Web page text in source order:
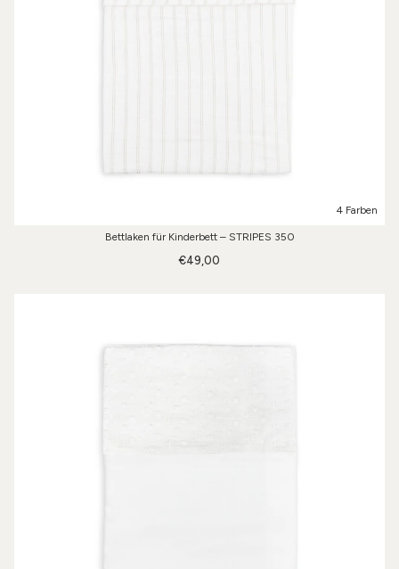
4 Farben
Bettlaken für Kinderbett – STRIPES 350
€49,00